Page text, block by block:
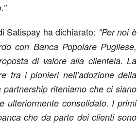
Satispay ha dichiarato: “Per noi è
con Banca Popolare Pugliese,
di valore alla clientela. La
tra i pionieri nell’adozione della
riteniamo che ci siano
ulteriormente consolidato. I primi
che da parte dei clienti sono